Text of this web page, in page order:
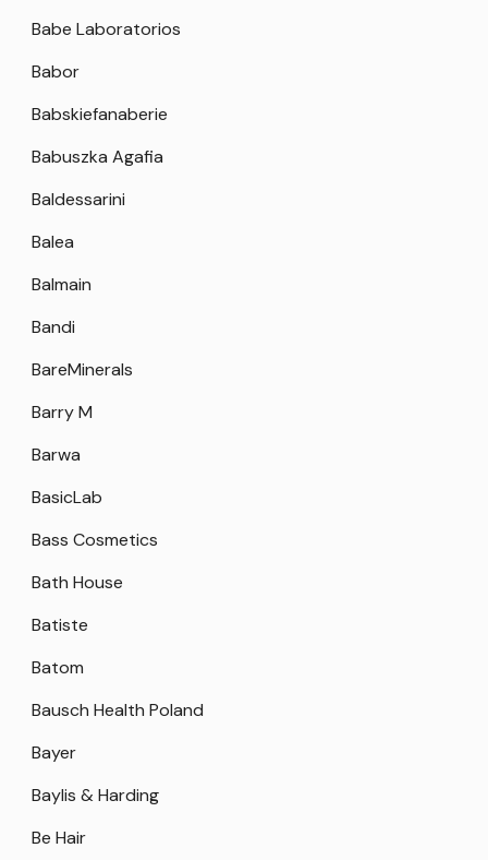
Babe Laboratorios
Babor
Babskiefanaberie
Babuszka Agafia
Baldessarini
Balea
Balmain
Bandi
BareMinerals
Barry M
Barwa
BasicLab
Bass Cosmetics
Bath House
Batiste
Batom
Bausch Health Poland
Bayer
Baylis & Harding
Be Hair